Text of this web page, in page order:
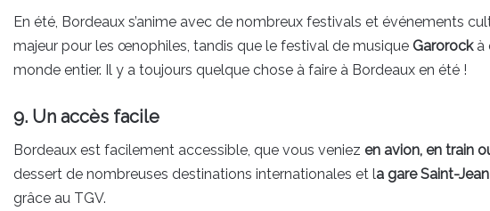
En été, Bordeaux s’anime avec de nombreux festivals et événements
majeur pour les œnophiles, tandis que le festival de musique Garorockà
monde entier. Il y a toujours quelque chose à faire à Bordeaux en été !
9. Un accès facile
Bordeaux est facilement accessible, que vous veniez en avion, en train
dessert de nombreuses destinations internationales et la gare Saint-Jean
grâce au TGV.